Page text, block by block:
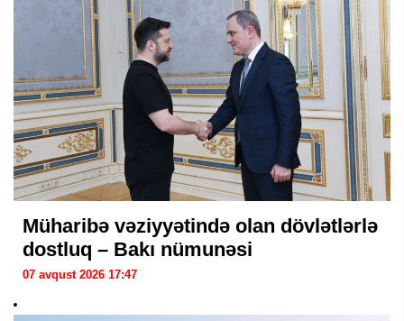
Müharibə vəziyyətində olan dövlətlərlə
dostluq – Bakı nümunəsi
07 avqust 2026 17:47